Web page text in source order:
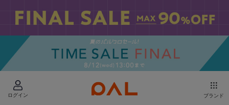
ログイン ブランド